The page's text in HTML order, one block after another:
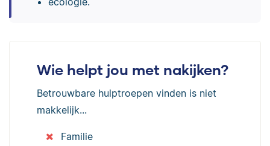
Wie helpt jou met nakijken?
Betrouwbare hulptroepen vinden is niet
makkelijk...
Familie